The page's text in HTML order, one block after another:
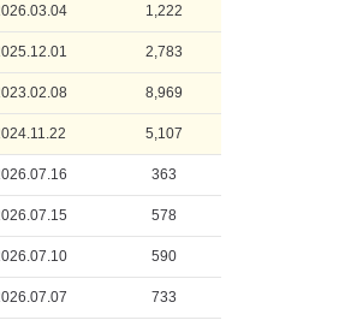
1,222
2,783
8,969
5,107
363
578
590
733